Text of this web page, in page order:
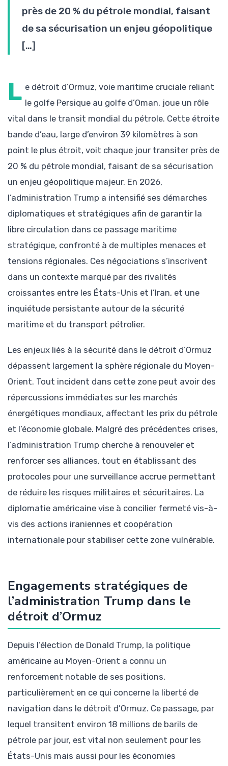
près de 20 % du pétrole mondial, faisant
de sa sécurisation un enjeu géopolitique
[…]
L e détroit d’Ormuz, voie maritime cruciale reliant
le golfe Persique au golfe d’Oman, joue un rôle
vital dans le transit mondial du pétrole. Cette étroite
bande d’eau, large d’environ 39 kilomètres à son
point le plus étroit, voit chaque jour transiter près de
20 % du pétrole mondial, faisant de sa sécurisation
un enjeu géopolitique majeur. En 2026,
l’administration Trump a intensifié ses démarches
diplomatiques et stratégiques afin de garantir la
libre circulation dans ce passage maritime
stratégique, confronté à de multiples menaces et
tensions régionales. Ces négociations s’inscrivent
dans un contexte marqué par des rivalités
croissantes entre les États-Unis et l’Iran, et une
inquiétude persistante autour de la sécurité
maritime et du transport pétrolier.
Les enjeux liés à la sécurité dans le détroit d’Ormuz
dépassent largement la sphère régionale du Moyen-
Orient. Tout incident dans cette zone peut avoir des
répercussions immédiates sur les marchés
énergétiques mondiaux, affectant les prix du pétrole
et l’économie globale. Malgré des précédentes crises,
l’administration Trump cherche à renouveler et
renforcer ses alliances, tout en établissant des
protocoles pour une surveillance accrue permettant
de réduire les risques militaires et sécuritaires. La
diplomatie américaine vise à concilier fermeté vis-à-
vis des actions iraniennes et coopération
internationale pour stabiliser cette zone vulnérable.
Engagements stratégiques de
l’administration Trump dans le
détroit d’Ormuz
Depuis l’élection de Donald Trump, la politique
américaine au Moyen-Orient a connu un
renforcement notable de ses positions,
particulièrement en ce qui concerne la liberté de
navigation dans le détroit d’Ormuz. Ce passage, par
lequel transitent environ 18 millions de barils de
pétrole par jour, est vital non seulement pour les
États-Unis mais aussi pour les économies